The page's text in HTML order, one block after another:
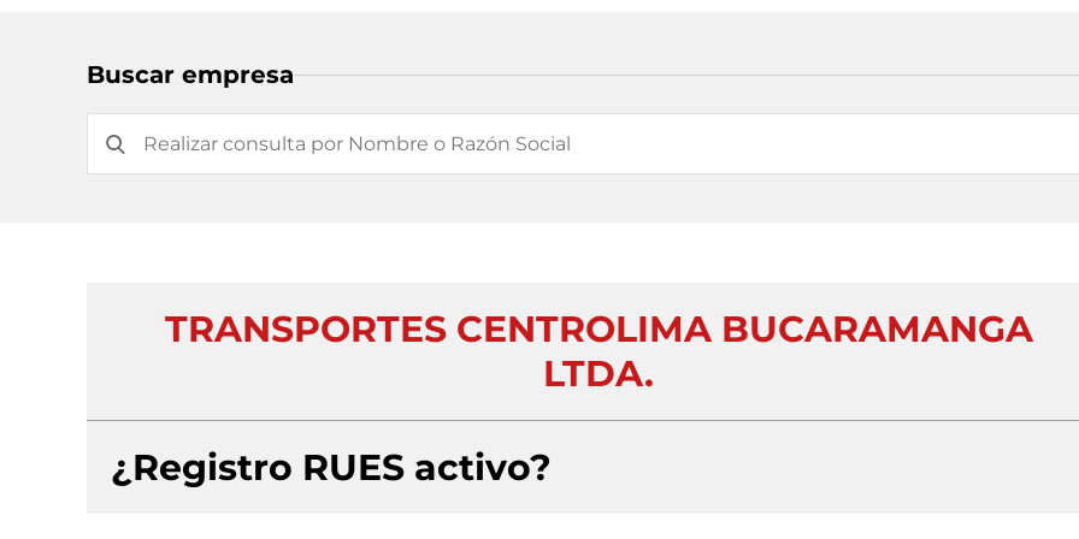
Buscar empresa
TRANSPORTES CENTROLIMA BUCARAMANGA
LTDA.
¿Registro RUES activo?